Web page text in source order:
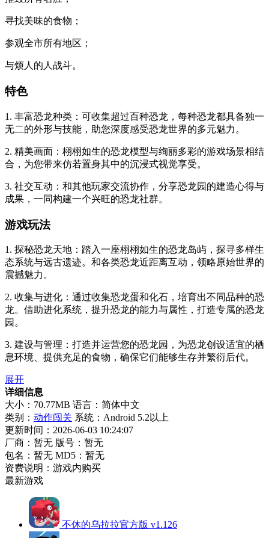
寻找美味的食物；
参观全市所有地区；
与烦人的人战斗。
特色
1. 丰富恐龙种类：可收集超过百种恐龙，每种恐龙都具备独一
无二的外形与技能，助您深度感受恐龙世界的多元魅力。
2. 精美画面：栩栩如生的恐龙模型与绚丽多彩的游戏场景相结
合，为您带来仿若置身其中的沉浸式视觉享受。
3. 社交互动：和其他玩家交流协作，分享恐龙园的建造心得与
成果，一同构建一个兴旺的恐龙社群。
游戏玩法
1. 探秘恐龙天地：踏入一座栩栩如生的恐龙岛屿，探寻多样生
态系统与远古遗迹。和各类恐龙近距离互动，领略原始世界的
震撼魅力。
2. 收集与进化：通过收集恐龙蛋和化石，培育出不同品种的恐
龙。借助进化系统，提升恐龙的能力与属性，打造专属的恐龙
园。
3. 建设与管理：打造并运营您的恐龙园，为恐龙创设适宜的栖
息环境、提供充足的食物，确保它们能够生存并繁衍后代。
展开
详细信息
大小：70.77MB 语言：简体中文
类别： 动作闯关 系统：Android 5.2以上
更新时间：2026-06-03 10:24:07
厂商：暂无 版号：暂无
包名：暂无 MD5：暂无
资费说明：游戏内购买
最新游戏
不休的乌拉拉官方版 v1.126